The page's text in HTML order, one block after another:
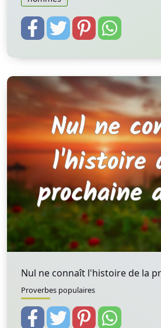
Nul ne connaît l'histoire de la
Proverbes populaires